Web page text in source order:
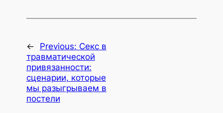
← Previous: Секс в
травматической
привязанности:
сценарии, которые
мы разыгрываем в
постели